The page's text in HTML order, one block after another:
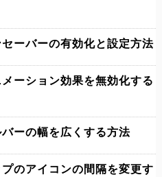
ーバーの有効化と設定方法
ーション効果を無効化する
ーの幅を広くする方法
のアイコンの間隔を変更す